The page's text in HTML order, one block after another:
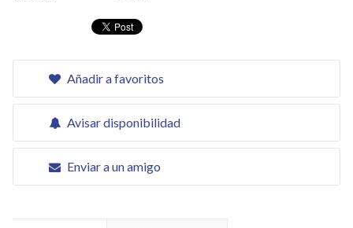
Añadir a favoritos
Avisar disponibilidad
Enviar a un amigo